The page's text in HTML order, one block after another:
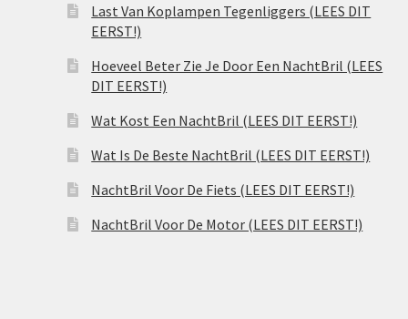
Last Van Koplampen Tegenliggers (LEES DIT
EERST!)
Hoeveel Beter Zie Je Door Een NachtBril (LEES
DIT EERST!)
Wat Kost Een NachtBril (LEES DIT EERST!)
Wat Is De Beste NachtBril (LEES DIT EERST!)
NachtBril Voor De Fiets (LEES DIT EERST!)
NachtBril Voor De Motor (LEES DIT EERST!)